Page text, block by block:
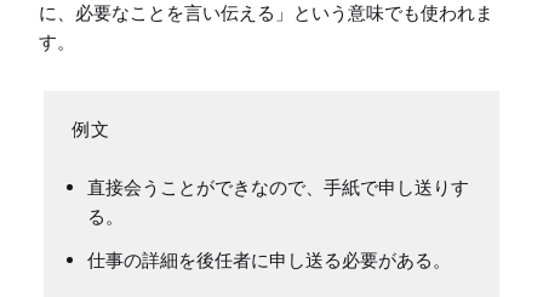
に、必要なことを言い伝える」という意味でも使われま
す。
直接会うことができなので、手紙で申し送りす
る。
仕事の詳細を後任者に申し送る必要がある。